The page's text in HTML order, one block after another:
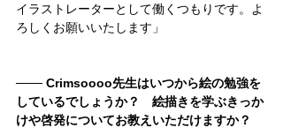
イラストレーターとして働くつもりです。よ
ろしくお願いいたします」
─── Crimsoooo先生はいつから絵の勉強を
しているでしょうか？　絵描きを学ぶきっか
けや啓発についてお教えいただけますか？